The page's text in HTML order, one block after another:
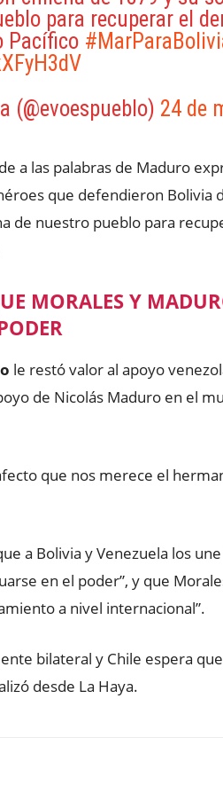
para recuperar el
Pacífico
(@evoespueblo) 24 de
a las palabras de Maduro
que defendieron Bolivia
de nuestro pueblo para
MORALES Y
le restó valor al apoyo
de Nicolás Maduro en el
que nos merece el
a Bolivia y Venezuela los
en el poder”, y que
a nivel internacional”.
bilateral y Chile espera
desde La Haya.